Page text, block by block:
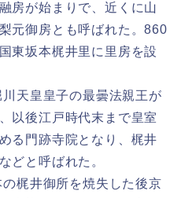
房が始まりで、近くに山
元御房とも呼ばれた。860
東坂本梶井里に里房を設
天皇皇子の最曇法親王が
以後江戸時代末まで皇室
る門跡寺院となり、梶井
どと呼ばれた。
梶井御所を焼失した後京